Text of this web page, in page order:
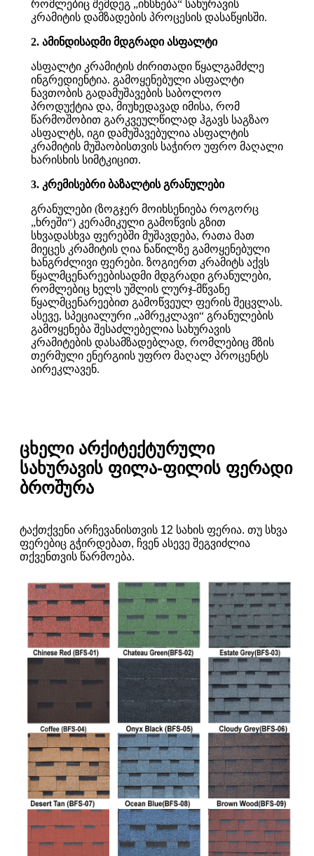
რომლებიც შემდეგ „იხსნება“ სახურავის
კრამიტის დამზადების პროცესის დასაწყისში.
2. ამინდისადმი მდგრადი ასფალტი
ასფალტი კრამიტის ძირითადი წყალგამძლე
ინგრედიენტია. გამოყენებული ასფალტი
ნავთობის გადამუშავების საბოლოო
პროდუქტია და, მიუხედავად იმისა, რომ
წარმოშობით გარკვეულწილად ჰგავს საგზაო
ასფალტს, იგი დამუშავებულია ასფალტის
კრამიტის მუშაობისთვის საჭირო უფრო მაღალი
ხარისხის სიმტკიცით.
3. კრემისებრი ბაზალტის გრანულები
გრანულები (ზოგჯერ მოიხსენიება როგორც
„ხრეში“) კერამიკული გამოწვის გზით
სხვადასხვა ფერებში მუშავდება, რათა მათ
მიეცეს კრამიტის ღია ნაწილზე გამოყენებული
ხანგრძლივი ფერები. ზოგიერთ კრამიტს აქვს
წყალმცენარეებისადმი მდგრადი გრანულები,
რომლებიც ხელს უშლის ლურჯ-მწვანე
წყალმცენარეებით გამოწვეულ ფერის შეცვლას.
ასევე, სპეციალური „ამრეკლავი“ გრანულების
გამოყენება შესაძლებელია სახურავის
კრამიტების დასამზადებლად, რომლებიც მზის
თერმული ენერგიის უფრო მაღალ პროცენტს
აირეკლავენ.
ცხელი არქიტექტურული
სახურავის ფილა-ფილის ფერადი
ბროშურა
ტაქთქვენი არჩევანისთვის 12 სახის ფერია. თუ სხვა
ფერებიც გჭირდებათ, ჩვენ ასევე შეგვიძლია
თქვენთვის წარმოება.